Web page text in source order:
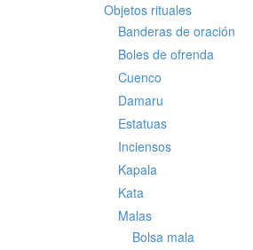
Objetos rituales
Banderas de oración
Boles de ofrenda
Cuenco
Damaru
Estatuas
Inciensos
Kapala
Kata
Malas
Bolsa mala